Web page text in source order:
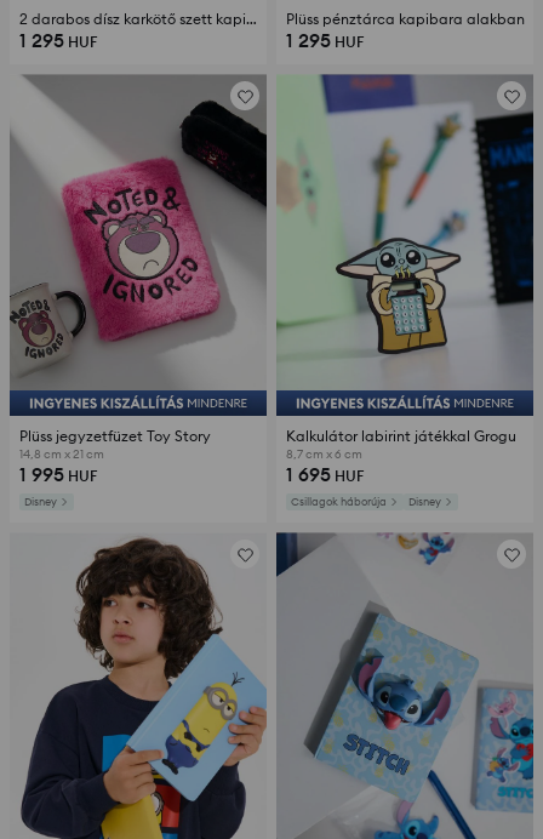
2 darabos dísz karkötő szett kapibara függőkkel
1 295 HUF
Plüss pénztárca kapibara alakban
1 295 HUF
Plüss jegyzetfüzet Toy Story
14,8 cm x 21 cm
1 995 HUF
Disney
Kalkulátor labirint játékkal Grogu
8,7 cm x 6 cm
1 695 HUF
Csillagok háborúja Disney